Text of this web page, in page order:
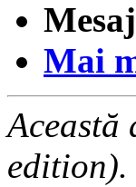
Mai
Această
edition).